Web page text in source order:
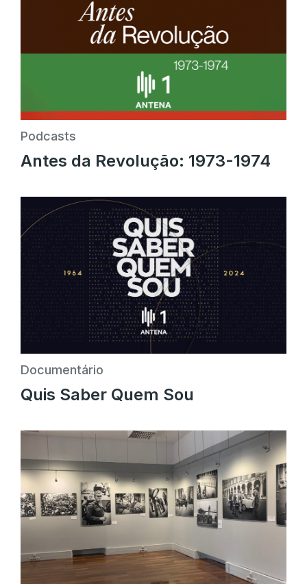
Podcasts
Antes da Revolução: 1973-1974
Documentário
Quis Saber Quem Sou